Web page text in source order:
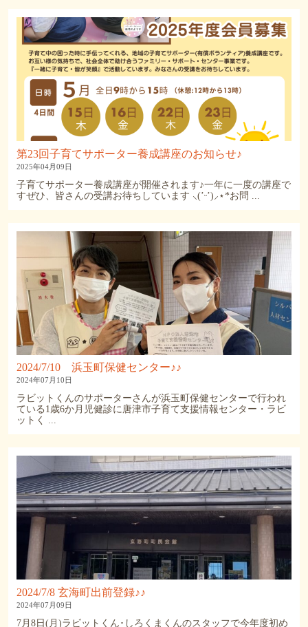
第23回子育てサポーター養成講座のお知らせ♪
2025年04月09日
子育てサポーター養成講座が開催されます♪一年に一度の講座で
すぜひ、皆さんの受講お待ちしています ⸜(’ᵕ’)⸝⋆︎*お問 ...
2024/7/10 浜玉町保健センター♪♪
2024年07月10日
ラビットくんのサポーターさんが浜玉町保健センターで行われ
ている1歳6か月児健診に唐津市子育て支援情報センター・ラビ
ットく ...
2024/7/8 玄海町出前登録♪♪
2024年07月09日
7月8日(月)ラビットくん･しろくまくんのスタッフで今年度初め